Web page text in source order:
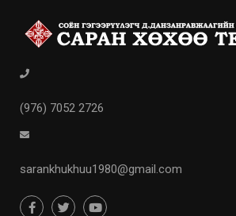
(976) 7052 2726
sarankhukhuu1980@gmail.com